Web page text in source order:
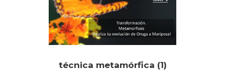
técnica metamórfica (1)